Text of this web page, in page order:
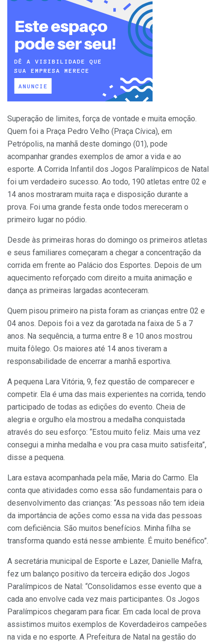
Superação de limites, força de vontade e muita emoção.
Quem foi a Praça Pedro Velho (Praça Cívica), em
Petrópolis, na manhã deste domingo (01), pode
acompanhar grandes exemplos de amor a vida e ao
esporte. A Corrida Infantil dos Jogos Paralímpicos de Natal
foi um verdadeiro sucesso. Ao todo, 190 atletas entre 02 e
14 anos mostraram muita raça e disposição durante a
prova. Foi uma grande festa onde todos mereceram o
primeiro lugar no pódio.
Desde às primeiras horas do domingo os primeiros atletas
e seus familiares começaram a chegar a concentração da
corrida em frente ao Palácio dos Esportes. Depois de um
aquecimento reforçado com direito a muita animação e
dança as primeiras largadas aconteceram.
Quem pisou primeiro na pista foram as crianças entre 02 e
04 anos. Depois foi a vez da garotada na faixa de 5 a 7
anos. Na sequência, a turma entre 8 e 10 anos mostrou
muita fôlego. Os maiores até 14 anos tiveram a
responsabilidade de encerrar a manhã esportiva.
A pequena Lara Vitória, 9, fez questão de comparecer e
competir. Ela é uma das mais experientes na corrida, tendo
participado de todas as edições do evento. Cheia de
alegria e orgulho ela mostrou a medalha conquistada
através do seu esforço: “Estou muito feliz. Mais uma vez
consegui a minha medalha e vou pra casa muito satisfeita”,
disse a pequena.
Lara estava acompanhada pela mãe, Maria do Carmo. Ela
conta que atividades como essa são fundamentais para o
desenvolvimento das crianças: “As pessoas não tem ideia
da importância de ações como essa na vida das pessoas
com deficiência. São muitos benefícios. Minha filha se
transforma quando está nesse ambiente. É muito benéfico”.
A secretária municipal de Esporte e Lazer, Danielle Mafra,
fez um balanço positivo da terceira edição dos Jogos
Paralímpicos de Natal: “Consolidamos esse evento que a
cada ano envolve cada vez mais participantes. Os Jogos
Paralímpicos chegaram para ficar. Em cada local de prova
assistimos muitos exemplos de Koverdadeiros campeões
na vida e no esporte. A Prefeitura de Natal na gestão do